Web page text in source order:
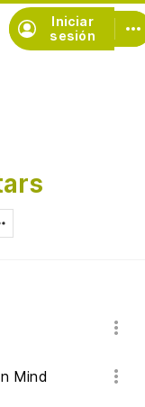
Iniciar
sesión
Mind